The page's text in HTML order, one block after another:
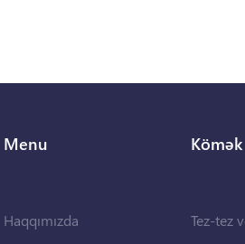
Menu
Haqqımızda
Kömək
Tez-tez